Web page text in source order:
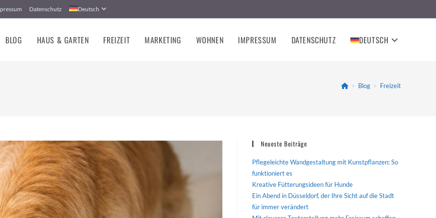
Datenschutz Deutsch
BLOG HAUS & GARTEN FREIZEIT MARKETING WOHNEN IMPRESSUM DATENSCHUTZ DEUTSCH
> Blog > Freizeit
Neueste Beiträge
Pflegeleichte Wandgestaltung mit Kunstpflanzen: So
funktioniert es
Kreative Fütterungsideen für Hunde
Ein Abend in Düsseldorf, der Ihre Sicht auf die Stadt
für immer verändert